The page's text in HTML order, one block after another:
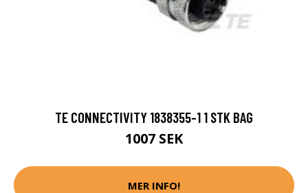
TE CONNECTIVITY 1838355-1 1 STK BAG
1007 SEK
MER INFO!